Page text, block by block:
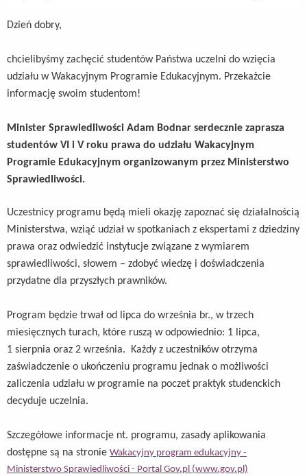
Dzień dobry,
chcielibyśmy zachęcić studentów Państwa uczelni do wzięcia
udziału w Wakacyjnym Programie Edukacyjnym. Przekażcie
informację swoim studentom!
Minister Sprawiedliwości Adam Bodnar serdecznie zaprasza
studentów VI i V roku prawa do udziału Wakacyjnym
Programie Edukacyjnym organizowanym przez Ministerstwo
Sprawiedliwości.
Uczestnicy programu będą mieli okazję zapoznać się działalnością
Ministerstwa, wziąć udział w spotkaniach z ekspertami z dziedziny
prawa oraz odwiedzić instytucje związane z wymiarem
sprawiedliwości, słowem – zdobyć wiedzę i doświadczenia
przydatne dla przyszłych prawników.
Program będzie trwał od lipca do września br., w trzech
miesięcznych turach, które ruszą w odpowiednio: 1 lipca,
1 sierpnia oraz 2 września. Każdy z uczestników otrzyma
zaświadczenie o ukończeniu programu jednak o możliwości
zaliczenia udziału w programie na poczet praktyk studenckich
decyduje uczelnia.
Szczegółowe informacje nt. programu, zasady aplikowania
dostępne są na stronie Wakacyjny program edukacyjny -
Ministerstwo Sprawiedliwości - Portal Gov.pl (www.gov.pl)